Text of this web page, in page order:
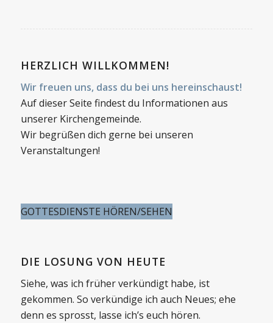
HERZLICH WILLKOMMEN!
Wir freuen uns, dass du bei uns hereinschaust!
Auf dieser Seite findest du Informationen aus
unserer Kirchengemeinde.
Wir begrüßen dich gerne bei unseren
Veranstaltungen!
GOTTESDIENSTE HÖREN/SEHEN
DIE LOSUNG VON HEUTE
Siehe, was ich früher verkündigt habe, ist
gekommen. So verkündige ich auch Neues; ehe
denn es sprosst, lasse ich’s euch hören.